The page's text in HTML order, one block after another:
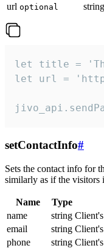
url optional string
let title =
let url =
setContactInfo#
Sets the contact info for
similarly as if the visitors
Name Type
name
string
email
string
phone
string